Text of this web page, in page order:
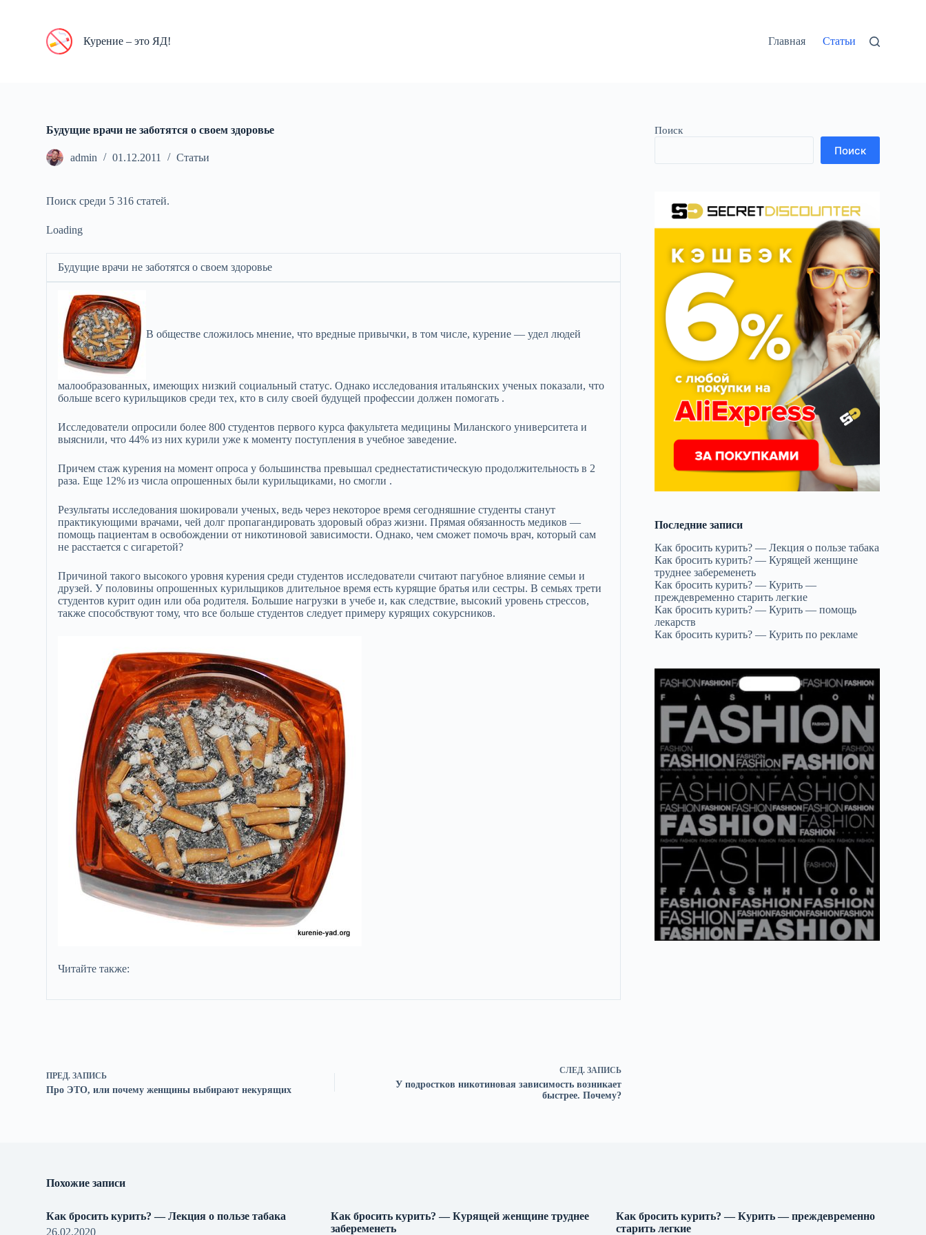
Курение – это ЯД! Главная Статьи
Будущие врачи не заботятся о своем здоровье
admin 01.12.2011 Статьи
Поиск среди 5 316 статей.
Loading
Будущие врачи не заботятся о своем здоровье
В обществе сложилось мнение, что вредные привычки, в том числе, курение — удел людей
малообразованных, имеющих низкий социальный статус. Однако исследования итальянских ученых показали, что
больше всего курильщиков среди тех, кто в силу своей будущей профессии должен помогать .
Исследователи опросили более 800 студентов первого курса факультета медицины Миланского университета и
выяснили, что 44% из них курили уже к моменту поступления в учебное заведение.
Причем стаж курения на момент опроса у большинства превышал среднестатистическую продолжительность в 2
раза. Еще 12% из числа опрошенных были курильщиками, но смогли .
Результаты исследования шокировали ученых, ведь через некоторое время сегодняшние студенты станут
практикующими врачами, чей долг пропагандировать здоровый образ жизни. Прямая обязанность медиков —
помощь пациентам в освобождении от никотиновой зависимости. Однако, чем сможет помочь врач, который сам
не расстается с сигаретой?
Причиной такого высокого уровня курения среди студентов исследователи считают пагубное влияние семьи и
друзей. У половины опрошенных курильщиков длительное время есть курящие братья или сестры. В семьях трети
студентов курит один или оба родителя. Большие нагрузки в учебе и, как следствие, высокий уровень стрессов,
также способствуют тому, что все больше студентов следует примеру курящих сокурсников.
Читайте также:
ПРЕД.ЗАПИСЬ
Про ЭТО, или почему женщины выбирают некурящих
СЛЕД. ЗАПИСЬ
У подростков никотиновая зависимость возникает
быстрее. Почему?
Поиск
Поиск
Последние записи
Как бросить курить? — Лекция о пользе табака
Как бросить курить? — Курящей женщине
труднее забеременеть
Как бросить курить? — Курить —
преждевременно старить легкие
Как бросить курить? — Курить — помощь
лекарств
Как бросить курить? — Курить по рекламе
Похожие записи
Как бросить курить? — Лекция о пользе табака
26.02.2020
Как бросить курить? — Курящей женщине труднее
забеременеть
Как бросить курить? — Курить — преждевременно
старить легкие